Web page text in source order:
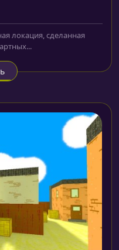
локация, сделанная